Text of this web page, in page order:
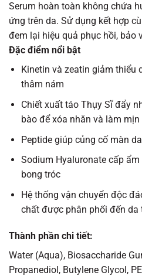
Serum hoàn toàn không chứa
ứng trên da. Sử dụng kết hợp
đem lại hiệu quả phục hồi, bảo
Đặc điểm nổi bật
Kinetin và zeatin giảm thiểu
thâm nám
Chiết xuất táo Thụy Sĩ đẩy
bào để xóa nhăn và làm
Peptide giúp củng cố màn
Sodium Hyaluronate​ cấp
bong tróc
Hệ thống vận chuyển độc
chất được phân phối đến da
Thành phần chi tiết:
Water (Aqua)​,​ Biosaccharide
Propanediol​,​ Butylene Glycol,​